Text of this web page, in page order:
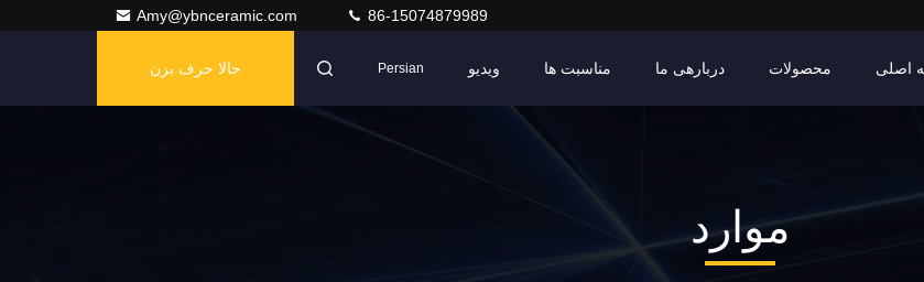
Amy@ybnceramic.com 86-15074879989
اصلی محصولات دربارهی ما مناسبت ها ویدیو Persian حالا حرف بزن
موارد